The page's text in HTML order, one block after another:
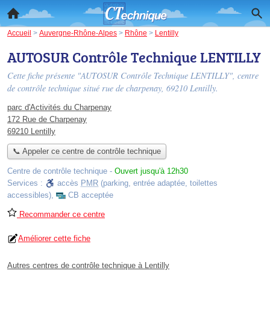
Accueil > Auvergne-Rhône-Alpes > Rhône > Lentilly
AUTOSUR Contrôle Technique LENTILLY
Cette fiche présente "AUTOSUR Contrôle Technique LENTILLY", centre
de contrôle technique situé rue de charpenay, 69210 Lentilly.
parc d'Activités du Charpenay
172 Rue de Charpenay
69210 Lentilly
📞 Appeler ce centre de contrôle technique
Centre de contrôle technique - Ouvert jusqu'à 12h30
Services :
accès PMR (parking, entrée adaptée, toilettes
accessibles), CB acceptée
Recommander ce centre
Améliorer cette fiche
Autres centres de contrôle technique à Lentilly